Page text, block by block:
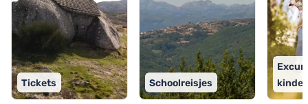
Tickets Schoolreisjes